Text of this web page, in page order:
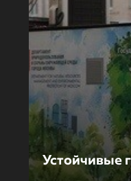
Устойчивые